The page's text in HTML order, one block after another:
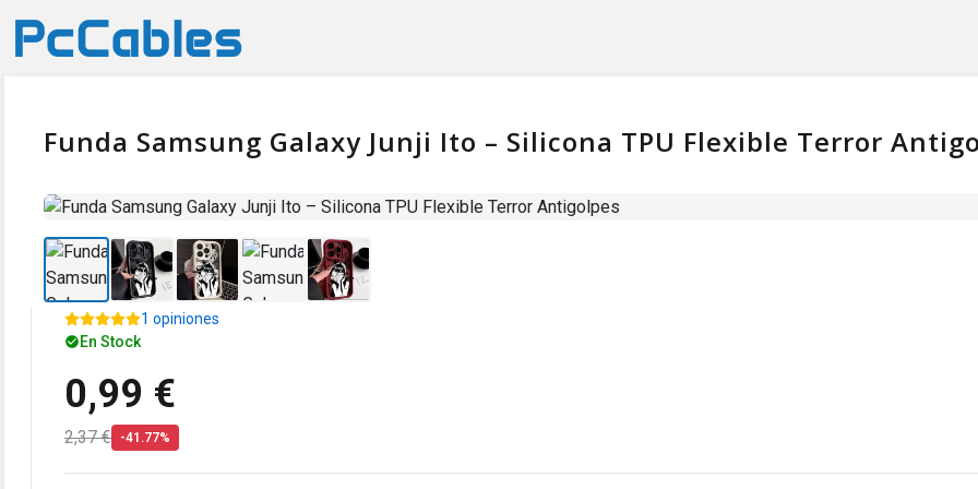
Funda Samsung Galaxy Junji Ito – Silicona TPU Flexible Terror
1 opiniones
En Stock
0,99 €
2,37 € -41.77%